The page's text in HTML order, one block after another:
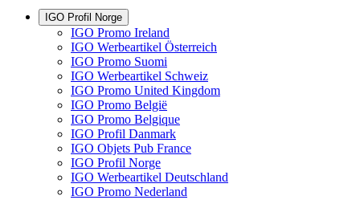
IGO Profil Norge
IGO Promo Ireland
IGO Werbeartikel Österreich
IGO Promo Suomi
IGO Werbeartikel Schweiz
IGO Promo United Kingdom
IGO Promo België
IGO Promo Belgique
IGO Profil Danmark
IGO Objets Pub France
IGO Profil Norge
IGO Werbeartikel Deutschland
IGO Promo Nederland